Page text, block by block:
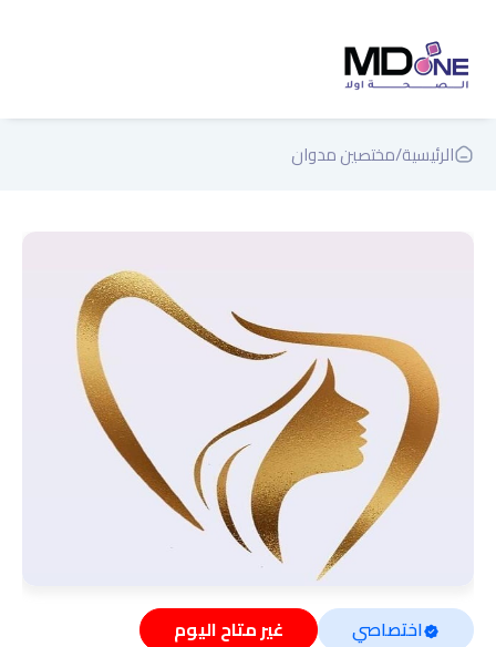
الرئيسية/مختصين مدوان
اختصاصي غير متاح اليوم